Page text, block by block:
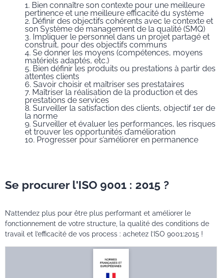
Bien connaître son contexte pour une meilleure
pertinence et une meilleure efficacité du système
Définir des objectifs cohérents avec le contexte et
son Système de management de la qualité (SMQ)
Impliquer le personnel dans un projet partagé et
construit, pour des objectifs communs
Se donner les moyens (compétences, moyens
matériels adaptés, etc.)
Bien définir les produits ou prestations à partir des
attentes clients
Savoir choisir et maîtriser ses prestataires
Maîtriser la réalisation de la production et des
prestations de services
Surveiller la satisfaction des clients, objectif 1er de
la norme
Surveiller et évaluer les performances, les risques
et trouver les opportunités d’amélioration
Progresser pour s’améliorer en permanence
Se procurer l'ISO 9001 : 2015 ?
N’attendez plus pour être plus performant et améliorer le
fonctionnement de votre structure, la qualité des conditions de
travail et l’efficacité de vos process : achetez l’ISO 9001:2015 !